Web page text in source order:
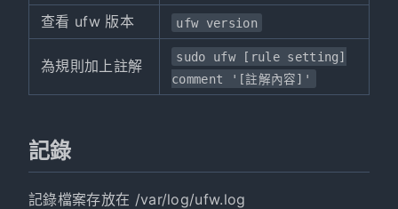
查看 ufw 版本 ufw version
為規則加上註解
sudo ufw [rule setting]
comment '[註解內容]'
記錄
記錄檔案存放在 /var/log/ufw.log